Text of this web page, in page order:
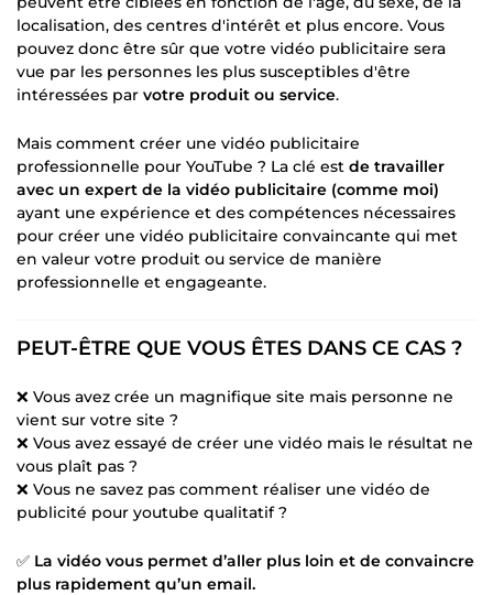
localisation, des centres d'intérêt et plus encore. Vous
pouvez donc être sûr que votre vidéo publicitaire sera
vue par les personnes les plus susceptibles d'être
intéressées par votre produit ou service.
Mais comment créer une vidéo publicitaire
professionnelle pour YouTube ? La clé est de travailler
avec un expert de la vidéo publicitaire (comme moi)
ayant une expérience et des compétences nécessaires
pour créer une vidéo publicitaire convaincante qui met
en valeur votre produit ou service de manière
professionnelle et engageante.
PEUT-ÊTRE QUE VOUS ÊTES DANS CE CAS ?
❌ Vous avez crée un magnifique site mais personne ne
vient sur votre site ?
❌ Vous avez essayé de créer une vidéo mais le résultat ne
vous plaît pas ?
❌ Vous ne savez pas comment réaliser une vidéo de
publicité pour youtube qualitatif ?
✅ La vidéo vous permet d’aller plus loin et de convaincre
plus rapidement qu’un email.